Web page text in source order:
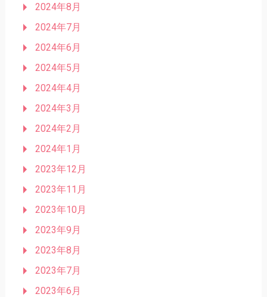
2024年8月
2024年7月
2024年6月
2024年5月
2024年4月
2024年3月
2024年2月
2024年1月
2023年12月
2023年11月
2023年10月
2023年9月
2023年8月
2023年7月
2023年6月